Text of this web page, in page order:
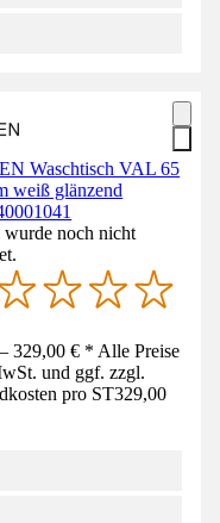
Waschtisch VAL 65
weiß glänzend
noch nicht
329,00 € * Alle Preise
und ggf. zzgl.
pro ST329,00